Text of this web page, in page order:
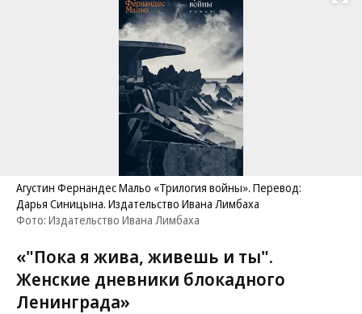
Агустин Фернандес Мальо «Трилогия войны». Перевод:
Дарья Синицына. Издательство Ивана Лимбаха
Фото: Издательство Ивана Лимбаха
«"Пока я жива, живешь и ты".
Женские дневники блокадного
Ленинграда»